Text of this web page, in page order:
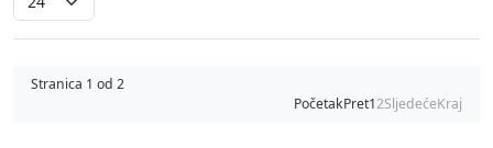
Stranica 1 od 2
PočetakPret12SljedećeKraj